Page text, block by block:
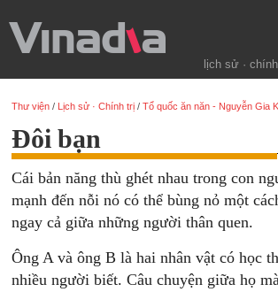
lịch sử ·
Thư viện / Lịch sử · Chính trị /Tổ quốc ăn năn - Nguyễn Gia
Đôi bạn
Cái bản năng thù ghét nhau trong con
mạnh đến nỗi nó có thể bùng nỏ một
ngay cả giữa những người thân quen.
Ông A và ông B là hai nhân vật có học
nhiều người biết. Câu chuyện giữa họ